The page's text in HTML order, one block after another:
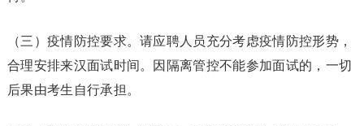
（三）疫情防控要求。请应聘人员充分考虑疫情防控形势，
合理安排来汉面试时间。因隔离管控不能参加面试的，一切
后果由考生自行承担。